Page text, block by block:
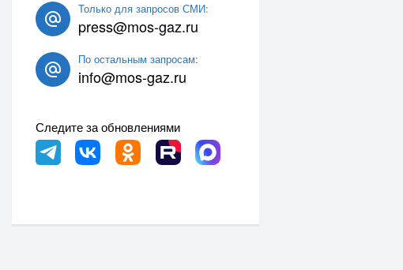
Только для запросов СМИ:
press@mos-gaz.ru
По остальным запросам:
info@mos-gaz.ru
Следите за обновлениями